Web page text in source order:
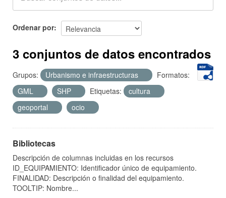
Acerca de
Ordenar por
3 conjuntos de datos encontrados
Grupos: Urbanismo e infraestructuras
Formatos:
GML
SHP Etiquetas:
cultura
geoportal
ocio
Bibliotecas
Descripción de columnas incluidas en los recursos
ID_EQUIPAMIENTO: Identificador único de equipamiento.
FINALIDAD: Descripción o finalidad del equipamiento.
TOOLTIP: Nombre...